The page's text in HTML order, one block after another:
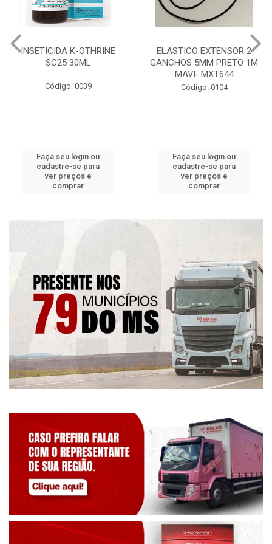
INSETICIDA K-OTHRINE
SC25 30ML
Código: 0039
Faça seu login ou
cadastre-se para
ver preços e
comprar
ELASTICO EXTENSOR 2
GANCHOS 5MM PRETO 1M
MAVE MXT644
Código: 0104
Faça seu login ou
cadastre-se para
ver preços e
comprar